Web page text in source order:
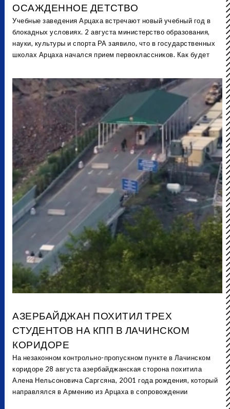
ОСАЖДЕННОЕ ДЕТСТВО
Учебные заведения Арцаха встречают новый учебный год в
блокадных условиях. 2 августа министерство образования,
науки, культуры и спорта РА заявило, что в государственных
школах Арцаха начался прием первоклассников. Как будет
добираться до школы, смогут ли недоедающие дети посещать
занятия? Именно эти вопросы волнуют сегодня матерей
Арцаха.
АЗЕРБАЙДЖАН ПОХИТИЛ ТРЕХ
СТУДЕНТОВ НА КПП В ЛАЧИНСКОМ
КОРИДОРЕ
На незаконном контрольно-пропускном пункте в Лачинском
коридоре 28 августа азербайджанская сторона похитила
Алена Нельсоновича Саргсяна, 2001 года рождения, который
направлялся в Армению из Арцаха в сопровождении